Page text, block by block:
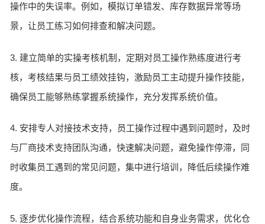
操作中的失误率。例如，模拟订单错发、库存数据异常等场
景，让员工练习如何排查和解决问题。
3. 建立简单的实操考核机制，定期对员工操作熟练度进行考
核，考核结果与员工绩效挂钩，激励员工主动提升操作技能，
确保员工能够熟练掌握系统操作，充分发挥系统价值。
4. 安排专人对接技术支持，员工操作过程中遇到问题时，及时
与厂商技术支持团队沟通，快速解决问题，避免操作停滞，同
时收集员工遇到的常见问题，集中进行培训，降低后续操作难
度。
5. 逐步优化操作流程，结合系统功能和自身业务需求，优化仓